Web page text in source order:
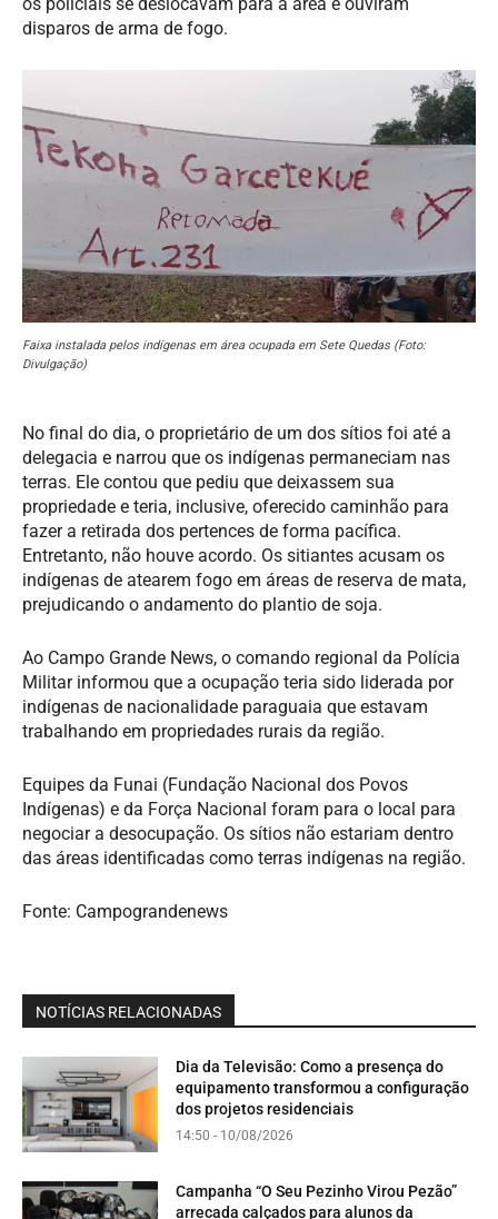
disparos de arma de fogo.
Faixa instalada pelos indígenas em área ocupada em Sete Quedas (Foto:
Divulgação)
No final do dia, o proprietário de um dos sítios foi até a
delegacia e narrou que os indígenas permaneciam nas
terras. Ele contou que pediu que deixassem sua
propriedade e teria, inclusive, oferecido caminhão para
fazer a retirada dos pertences de forma pacífica.
Entretanto, não houve acordo. Os sitiantes acusam os
indígenas de atearem fogo em áreas de reserva de mata,
prejudicando o andamento do plantio de soja.
Ao Campo Grande News, o comando regional da Polícia
Militar informou que a ocupação teria sido liderada por
indígenas de nacionalidade paraguaia que estavam
trabalhando em propriedades rurais da região.
Equipes da Funai (Fundação Nacional dos Povos
Indígenas) e da Força Nacional foram para o local para
negociar a desocupação. Os sítios não estariam dentro
das áreas identificadas como terras indígenas na região.
Fonte: Campograndenews
NOTÍCIAS RELACIONADAS
Dia da Televisão: Como a presença do
equipamento transformou a configuração
dos projetos residenciais
14:50 - 10/08/2026
Campanha “O Seu Pezinho Virou Pezão”
arrecada calçados para alunos da